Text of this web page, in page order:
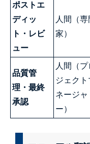
ポストエ
ディッ
ト・レビ
ュー
人間（専
家）
品質管
理・最終
承認
人間（プ
ジェクト
ネージャ
ー）